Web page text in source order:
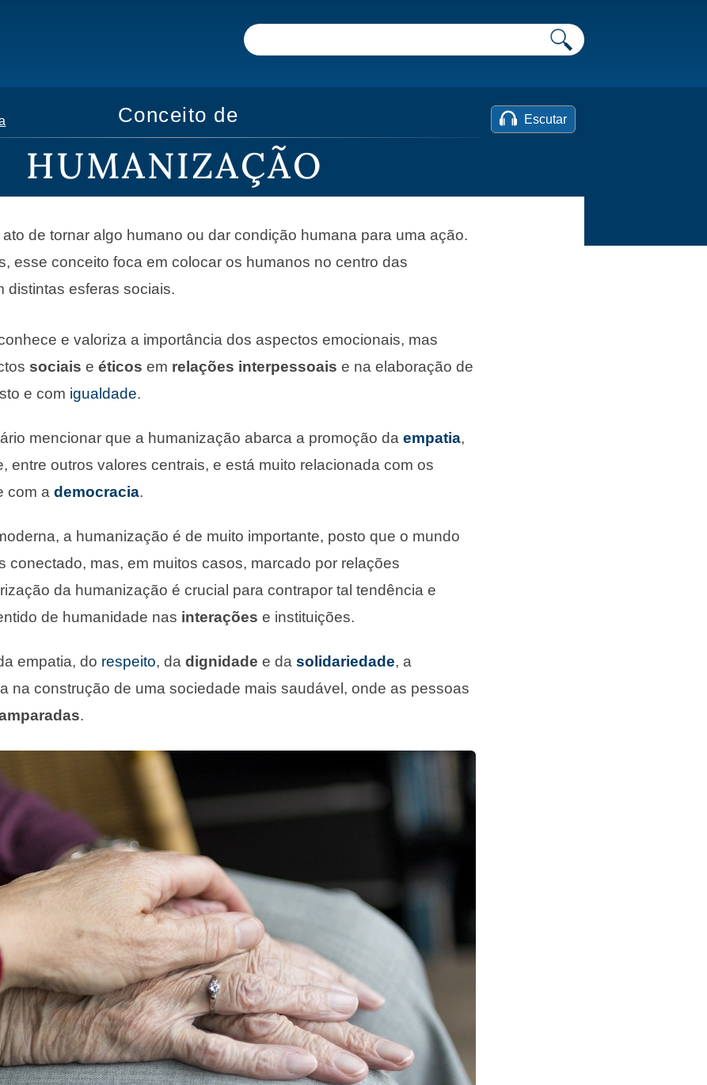
Escutar
Conceito de
HUMANIZAÇÃO
ato de tornar algo humano ou dar condição humana para uma ação.
esse conceito foca em colocar os humanos no centro das
distintas esferas sociais.
e valoriza a importância dos aspectos emocionais, mas
sociais eéticos em relações interpessoais e na elaboração de
e com igualdade.
mencionar que a humanização abarca a promoção daempatia,
entre outros valores centrais, e está muito relacionada com os
com ademocracia.
a humanização é de muito importante, posto que o mundo
conectado, mas, em muitos casos, marcado por relações
da humanização é crucial para contrapor tal tendência e
de humanidade nas interações e instituições.
empatia, do respeito, dadignidade e dasolidariedade, a
na construção de uma sociedade mais saudável, onde as pessoas
.